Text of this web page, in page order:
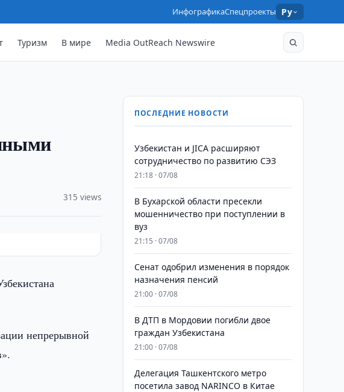
ИнфографикаСпецпроекты Ру
Туризм В мире Media OutReach Newswire
315 views
непрерывной
ПОСЛЕДНИЕ НОВОСТИ
Узбекистан и JICA расширяют
сотрудничество по развитию СЭЗ
21:18 · 07/08
В Бухарской области пресекли
мошенничество при поступлении в
вуз
21:15 · 07/08
Сенат одобрил изменения в порядок
назначения пенсий
21:00 · 07/08
В ДТП в Мордовии погибли двое
граждан Узбекистана
21:00 · 07/08
Делегация Ташкентского метро
посетила завод NARINCO в Китае